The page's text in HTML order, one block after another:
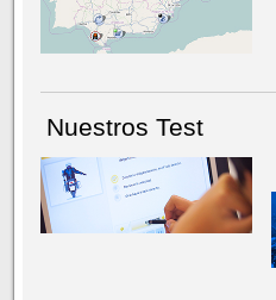
NÚMERO ACTUALHEMEROTECA
Nuestros Test